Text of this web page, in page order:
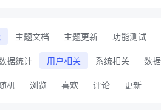
主题文档 主题更新 功能测试
据统计 用户相关 系统相关
数
机 浏览 喜欢 评论 更新